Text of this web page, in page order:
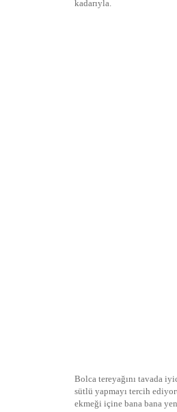
kadarıyla.
Bolca tereyağını tavada
sütlü yapmayı tercih
ekmeği içine bana bana